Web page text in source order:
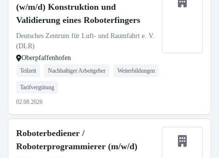
(w/m/d) Konstruktion und
Validierung eines Roboterfingers
Deutsches Zentrum für Luft- und Raumfahrt e. V.
(DLR)
Oberpfaffenhofen
Teilzeit Nachhaltiger Arbeitgeber Weiterbildungen
Tarifvergütung
02.08.2026
Roboterbediener /
Roboterprogrammierer (m/w/d)